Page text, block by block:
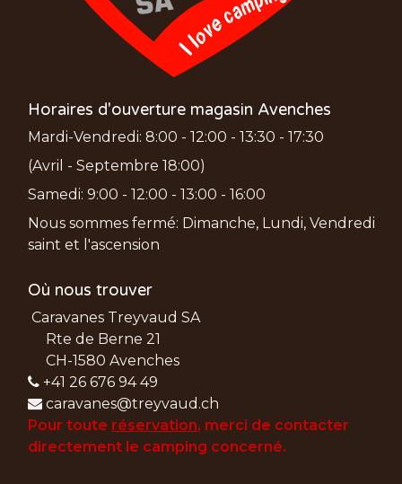
Horaires d'ouverture magasin Avenches
Mardi-Vendredi: 8:00 - 12:00 - 13:30 - 17:30
(Avril - Septembre 18:00)
Samedi: 9:00 - 12:00 - 13:00 - 16:00
Nous sommes fermé: Dimanche, Lundi, Vendredi
saint et l'ascension
Où nous trouver
Caravanes Treyvaud SA
Rte de Berne 21
CH-1580 Avenches
+41 26 676 94 49
caravanes@treyvaud.ch
Pour toute réservation, merci de contacter
directement le camping concerné.